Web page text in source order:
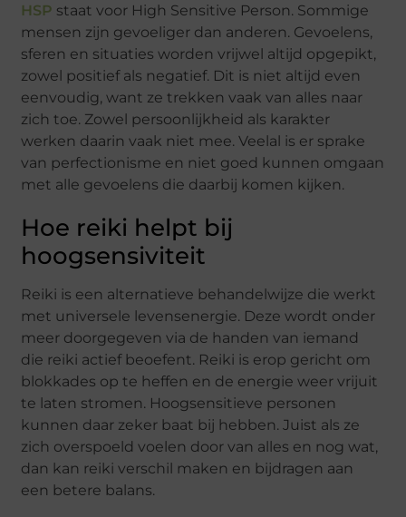
HSP staat voor High Sensitive Person. Sommige
mensen zijn gevoeliger dan anderen. Gevoelens,
sferen en situaties worden vrijwel altijd opgepikt,
zowel positief als negatief. Dit is niet altijd even
eenvoudig, want ze trekken vaak van alles naar
zich toe. Zowel persoonlijkheid als karakter
werken daarin vaak niet mee. Veelal is er sprake
van perfectionisme en niet goed kunnen omgaan
met alle gevoelens die daarbij komen kijken.
Hoe reiki helpt bij
hoogsensiviteit
Reiki is een alternatieve behandelwijze die werkt
met universele levensenergie. Deze wordt onder
meer doorgegeven via de handen van iemand
die reiki actief beoefent. Reiki is erop gericht om
blokkades op te heffen en de energie weer vrijuit
te laten stromen. Hoogsensitieve personen
kunnen daar zeker baat bij hebben. Juist als ze
zich overspoeld voelen door van alles en nog wat,
dan kan reiki verschil maken en bijdragen aan
een betere balans.